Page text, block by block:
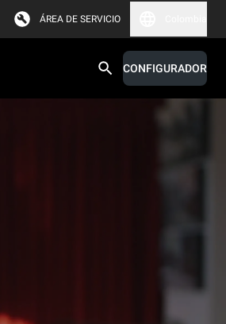
ÁREA DE SERVICIO
CONFIGURADOR